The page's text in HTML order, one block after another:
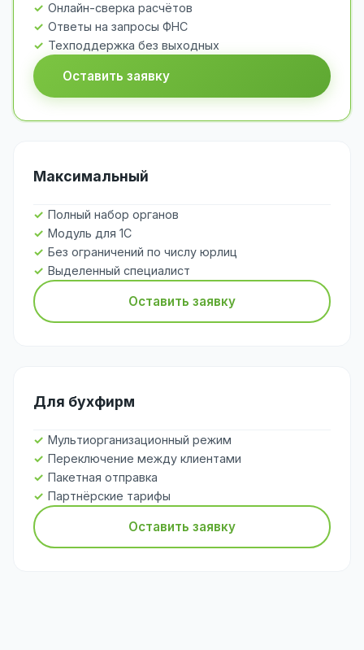
Онлайн-сверка расчётов
Ответы на запросы ФНС
Техподдержка без выходных
Оставить заявку
Максимальный
Полный набор органов
Модуль для 1С
Без ограничений по числу юрлиц
Выделенный специалист
Оставить заявку
Для бухфирм
Мультиорганизационный режим
Переключение между клиентами
Пакетная отправка
Партнёрские тарифы
Оставить заявку